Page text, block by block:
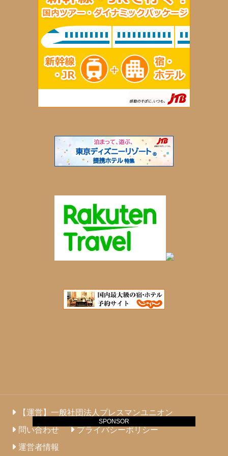
SPONSOR
【運営】一般社団法人プレスマンユニオン
問い合わせ
プライバシーポリシー
運営者情報